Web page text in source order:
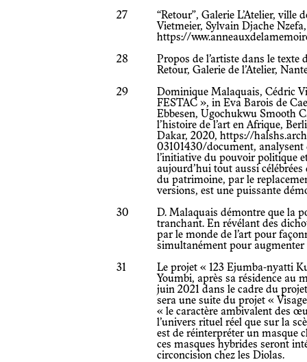
27
“Retour”, Galerie L’Atelier, ville
Vietmeier, Sylvain Djache
https://
28
Propos de l’artiste dans le texte
Retour, Galerie de l’Atelier,
29
Dominique Malaquais, Cédric
FESTAC », in Eva Barois de
Ebbesen, Ugochukwu Smooth
l’histoire de l’art en Afrique,
Dakar, 2020, https://
03101430/document, analysent
l’initiative du pouvoir politique
aujourd’hui tout aussi
du patrimoine, par le
versions, est une puissante
30
D. Malaquais démontre que la
tranchant. En révélant des
par le monde de l’art pour
simultanément pour
31
Le projet « 123 Ejumba-nyatti
Youmbi, après sa résidence au
juin 2021 dans le cadre du
sera une suite du projet «
« le caractère ambivalent des
l’univers rituel réel que sur la
est de réinterpréter un masque
ces masques hybrides seront
circoncision chez les Diolas.